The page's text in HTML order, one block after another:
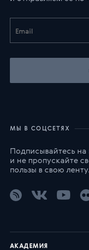
МЫ В СОЦСЕТЯХ
Подписывайтесь на
и не пропускайте
пользы в свою
АКАДЕМИЯ